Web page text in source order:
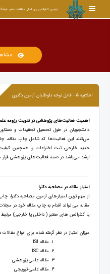
دومین کنفرانس بین المللی مطالعات هنر،
اطلاعیه 5 - قابل توجه داوطلبان آزمون دکتری
اهمیت فعالیت‌های پژوهشی در تقویت رزومه
دانشجویان در طول تحصیل تحقیقات و
می‌کنند این فعالیت‌ها که شامل چاپ مقاله،
جدید خارجی، ثبت اختراعات و همچنین کیفیت
ارشد می‌باشد در دسته فعالیت‌های پژوهشی قرار
امتیاز مقاله در مصاحبه دکترا
از مهم ترین امتیازهای آزمون مصاحبه دکترا،
مقاله می تواند اقدام به چاپ مقاله خود در
یا کنفرانس های معتبر ( داخلی یا خارجی) مرتبط
میزان امتیاز در نظر گرفته‌ شده برای انواع
مقاله ISI
مقاله ISC
مقاله علمی-پژوهشی
مقاله علمی-ترویجی